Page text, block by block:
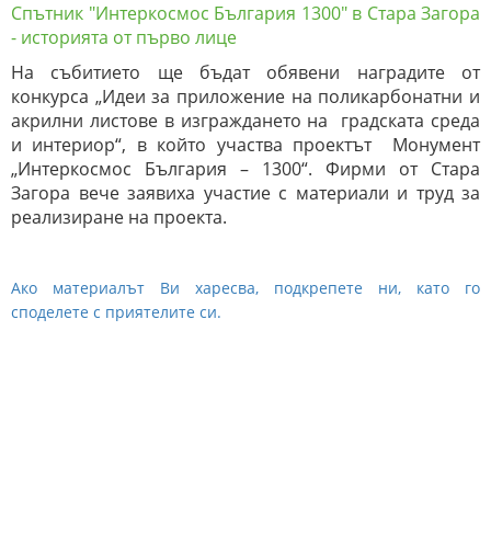
Спътник "Интеркосмос България 1300" в Стара Загора
- историята от първо лице
На събитието ще бъдат обявени наградите от
конкурса „Идеи за приложение на поликарбонатни и
акрилни листове в изграждането на градската среда
и интериор“, в който участва проектът Монумент
„Интеркосмос България – 1300“. Фирми от Стара
Загора вече заявиха участие с материали и труд за
реализиране на проекта.
Ако материалът Ви харесва, подкрепете ни, като го
споделете с приятелите си.